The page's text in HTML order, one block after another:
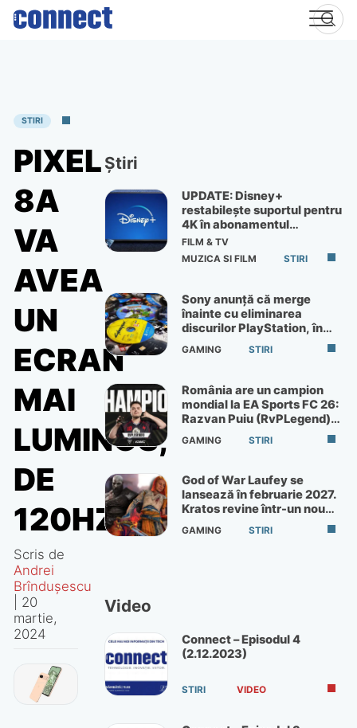
Skip
STIRI
PIXEL
8A
VA
AVEA
UN
ECRAN
MAI
LUMINOS,
DE
120HZ
Scris de
Andrei
Brîndușescu
20
martie,
2024
Știri
UPDATE: Disney+
restabilește suportul pentru
4K în abonamentul
Premium
FILM & TV
MUZICA SI FILM
STIRI
Sony anunță că merge
înainte cu eliminarea
discurilor PlayStation, în
ciuda protestelor
GAMING STIRI
România are un campion
mondial la EA Sports FC 26:
Razvan Puiu (RvPLegend)
câștigă turneul de la Paris
GAMING STIRI
God of War Laufey se
lansează în februarie 2027.
Kratos revine într-un nou
God of War
GAMING STIRI
Video
Connect – Episodul 4
(2.12.2023)
STIRI VIDEO